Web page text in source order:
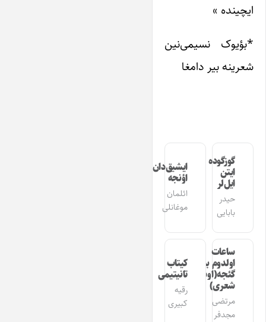
ایچینده »
*بؤیوک نسیمی‌نین
شعرینه بیر دامغا
گوزگوده
ایتن
ایل‌لر
حیدر
بابایی
ایشیق‌دان
اؤنجه
ائلمان
موغانلی
ساعات
اولدوم بیر
گئجه(اوشاق
شعری)
مرتضی
مجدفر
کیتاب
تانیتیمی
رقیه
کبیری